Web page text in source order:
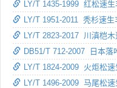
LY/T 1435-1999 红松速
LY/T 1951-2011 秃杉速生
LY/T 2823-2017 川滇桤
DB51/T 712-2007 日本落
LY/T 1824-2009 火炬松
LY/T 1496-2009 马尾松